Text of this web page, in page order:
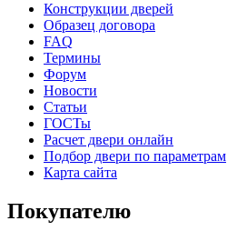
Конструкции дверей
Образец договора
FAQ
Термины
Форум
Новости
Статьи
ГОСТы
Расчет двери онлайн
Подбор двери по параметрам
Карта сайта
Покупателю